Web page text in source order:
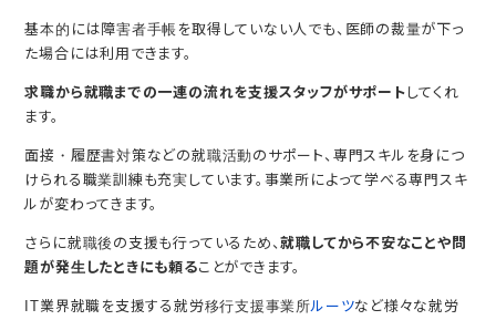
基本的には障害者手帳を取得していない人でも、医師の裁量が下っ
た場合には利用できます。
求職から就職までの一連の流れを支援スタッフがサポート してくれ
ます。
面接・履歴書対策などの就職活動のサポート、専門スキルを身につ
けられる職業訓練も充実しています。事業所によって学べる専門スキ
ルが変わってきます。
さらに就職後の支援も行っているため、就職してから不安なことや問
題が発生したときにも頼ることができます。
IT業界就職を支援する就労移行支援事業所ルーツなど様々な就労